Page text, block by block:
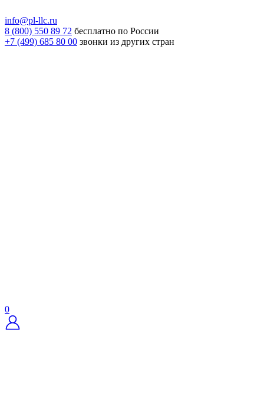
info@pl-llc.ru
8 (800) 550 89 72 бесплатно по России
+7 (499) 685 80 00 звонки из других стран
0